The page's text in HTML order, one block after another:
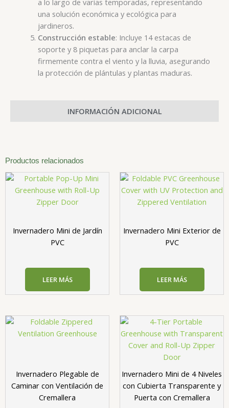
INFORMACIÓN ADICIONAL
una solución económica y ecológica para
jardineros.
Construcción estable: Incluye 14 estacas de
soporte y 8 piquetas para anclar la carpa
firmemente contra el viento y la lluvia, asegurando
la protección de plántulas y plantas maduras.
Productos relacionados
Invernadero Mini de Jardín
PVC
LEER MÁS
Invernadero Mini Exterior de
PVC
LEER MÁS
Invernadero Plegable de
Caminar con Ventilación de
Cremallera​
Invernadero Mini de 4 Niveles
con Cubierta Transparente y
Puerta con Cremallera